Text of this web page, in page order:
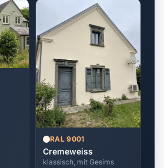
RAL 9001
Cremeweiss
klassisch, mit Gesims